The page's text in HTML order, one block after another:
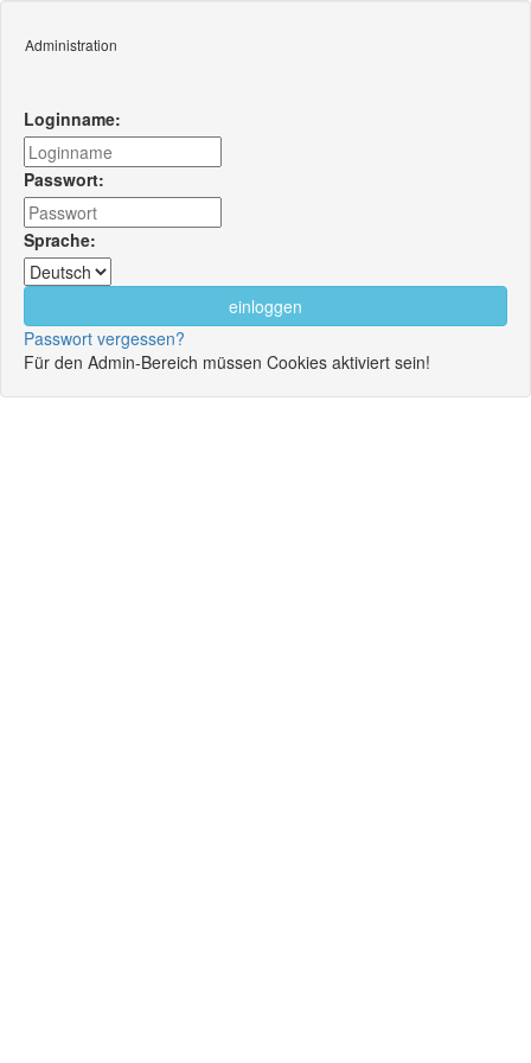
Administration
Loginname:
Passwort:
Sprache:
Passwort vergessen?
Für den Admin-Bereich müssen Cookies aktiviert sein!